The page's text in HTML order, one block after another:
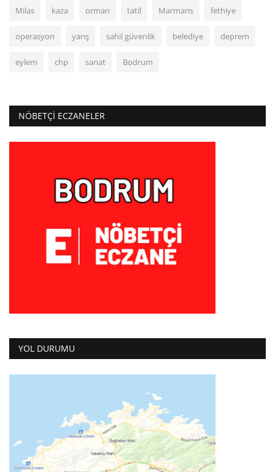
Milas kaza orman tatil Marmaris fethiye
operasyon yarış sahil güvenlik belediye deprem
eylem chp sanat Bodrum
NÖBETÇI ECZANELER
YOL DURUMU